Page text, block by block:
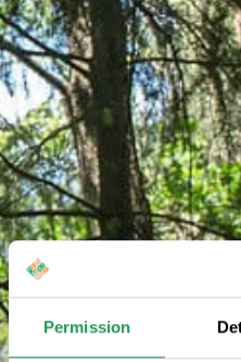
Permission